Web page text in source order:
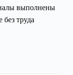
выполнены
без труда